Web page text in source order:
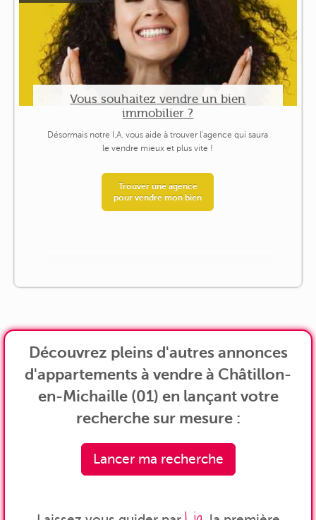
Vous souhaitez vendre un bien
immobilier ?
Désormais notre I.A. vous aide à trouver l'agence qui saura
le vendre mieux et plus vite !
Trouver une agence
pour vendre mon bien
Découvrez pleins d'autres annonces
d'appartements à vendre à Châtillon-
en-Michaille (01) en lançant votre
recherche sur mesure :
Lancer ma recherche